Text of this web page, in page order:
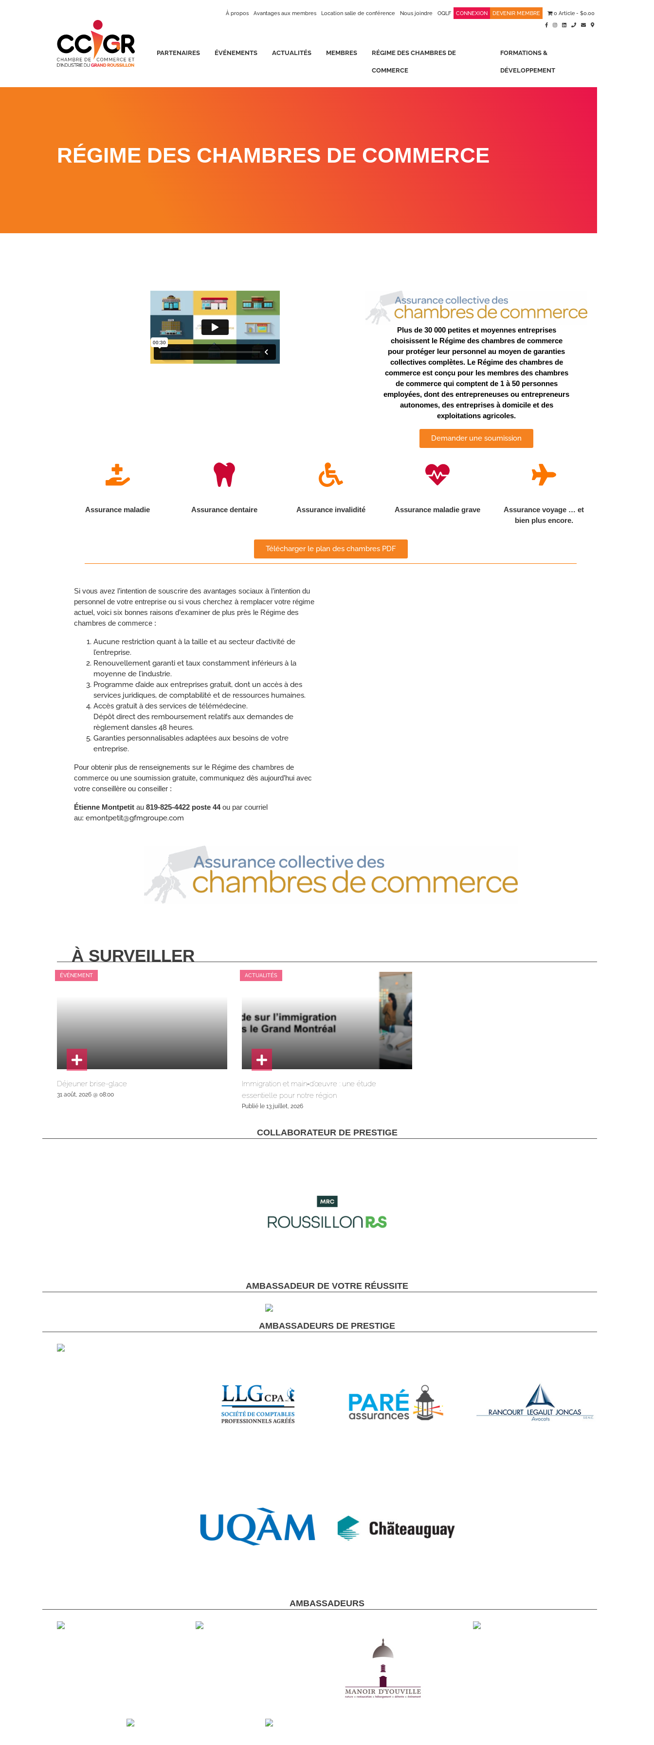
À propos Avantages aux membres Location salle de conférence Nous joindre OQLF CONNEXION DEVENIR MEMBRE 0 Article $0.00
PARTENAIRES ÉVÉNEMENTS ACTUALITÉS MEMBRES RÉGIME DES CHAMBRES DE
COMMERCE
FORMATIONS &
DÉVELOPPEMENT
RÉGIME DES CHAMBRES DE COMMERCE
Plus de 30 000 petites et moyennes entreprises
choisissent le Régime des chambres de commerce
pour protéger leur personnel au moyen de garanties
collectives complètes. Le Régime des chambres de
commerce est conçu pour les membres des chambres
de commerce qui comptent de 1 à 50 personnes
employées, dont des entrepreneuses ou entrepreneurs
autonomes, des entreprises à domicile et des
exploitations agricoles.
Demander une soumission
Assurance maladie Assurance dentaire Assurance invalidité Assurance maladie grave
Assurance voyage … et
bien plus encore.
Télécharger le plan des chambres PDF
Si vous avez l’intention de souscrire des avantages sociaux à l’intention du
personnel de votre entreprise ou si vous cherchez à remplacer votre régime
actuel, voici six bonnes raisons d’examiner de plus près le Régime des
chambres de commerce :
Aucune restriction quant à la taille et au secteur d’activité de
l’entreprise.
Renouvellement garanti et taux constamment inférieurs à la
moyenne de l’industrie.
Programme d’aide aux entreprises gratuit, dont un accès à des
services juridiques, de comptabilité et de ressources humaines.
Accès gratuit à des services de télémédecine.
Dépôt direct des remboursement relatifs aux demandes de
règlement dansles 48 heures.
Garanties personnalisables adaptées aux besoins de votre
entreprise.
Pour obtenir plus de renseignements sur le Régime des chambres de
commerce ou une soumission gratuite, communiquez dès aujourd’hui avec
votre conseillère ou conseiller :
Étienne Montpetit au 819-825-4422 poste 44ou par courriel
au: emontpetit@gfmgroupe.com
À SURVEILLER
ÉVÉNEMENT
Déjeuner brise-glace
31 août, 2026 @ 08:00
ACTUALITÉS
Immigration et main‑d’œuvre : une étude
essentielle pour notre région
Publié le 13 juillet, 2026
COLLABORATEUR DE PRESTIGE
AMBASSADEUR DE VOTRE RÉUSSITE
AMBASSADEURS DE PRESTIGE
AMBASSADEURS